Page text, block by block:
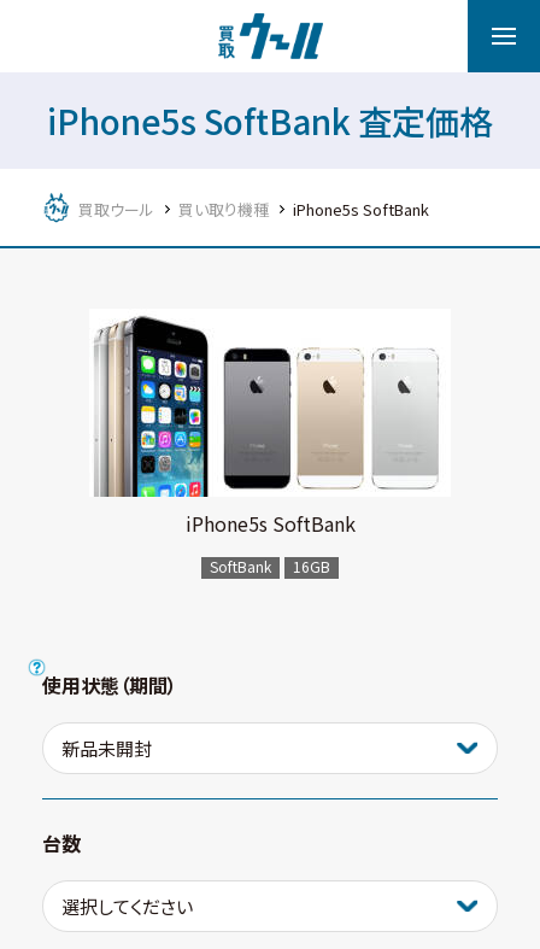
iPhone5s SoftBank 査定価格
買取ウール 買い取り機種 iPhone5s SoftBank
iPhone5s SoftBank
SoftBank 16GB
使用状態（期間）
台数